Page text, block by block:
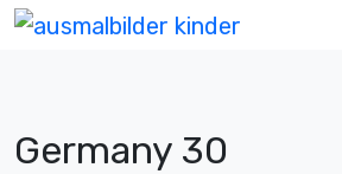
Germany 30